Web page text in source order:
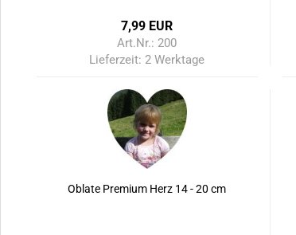
7,99 EUR
Art.Nr.: 200
Lieferzeit:2 Werktage
Oblate Premium Herz 14 - 20 cm